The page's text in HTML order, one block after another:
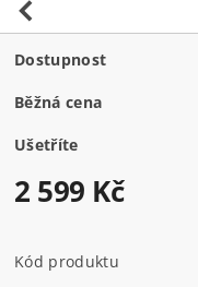
Dostupnost
Běžná cena
Ušetříte
2 599 Kč
Kód produktu